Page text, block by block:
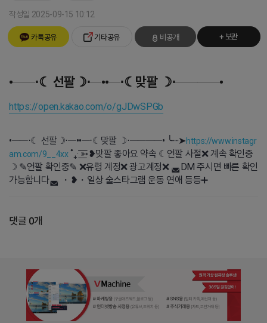
작성일 2025-09-15 10:12
카톡공유 기타공유 비공개 + 보관
•──⋅☾ 선팔☽⋅─••─⋅☾맞팔 ☽⋅────•
https://open.kakao.com/o/gJDwSPGb
•──⋅☾ 선팔☽⋅─••─⋅☾맞팔 ☽⋅────• ╰┈➤https://www.instagr
am.com/9__4xx˚₊· ͟͟͞͞➳❥ㅤ맞팔 좋아요 약속 ☾언팔 사절❌ 계속 확인중
☽ ✎언팔 확인중✎ ❌유령 계정❌ 광고계정❌ ◛DM 주시면 빠른 확인
가능합니다◛ ・❥・일상 술스타그램 운동 연애 등등➕
댓글 0개